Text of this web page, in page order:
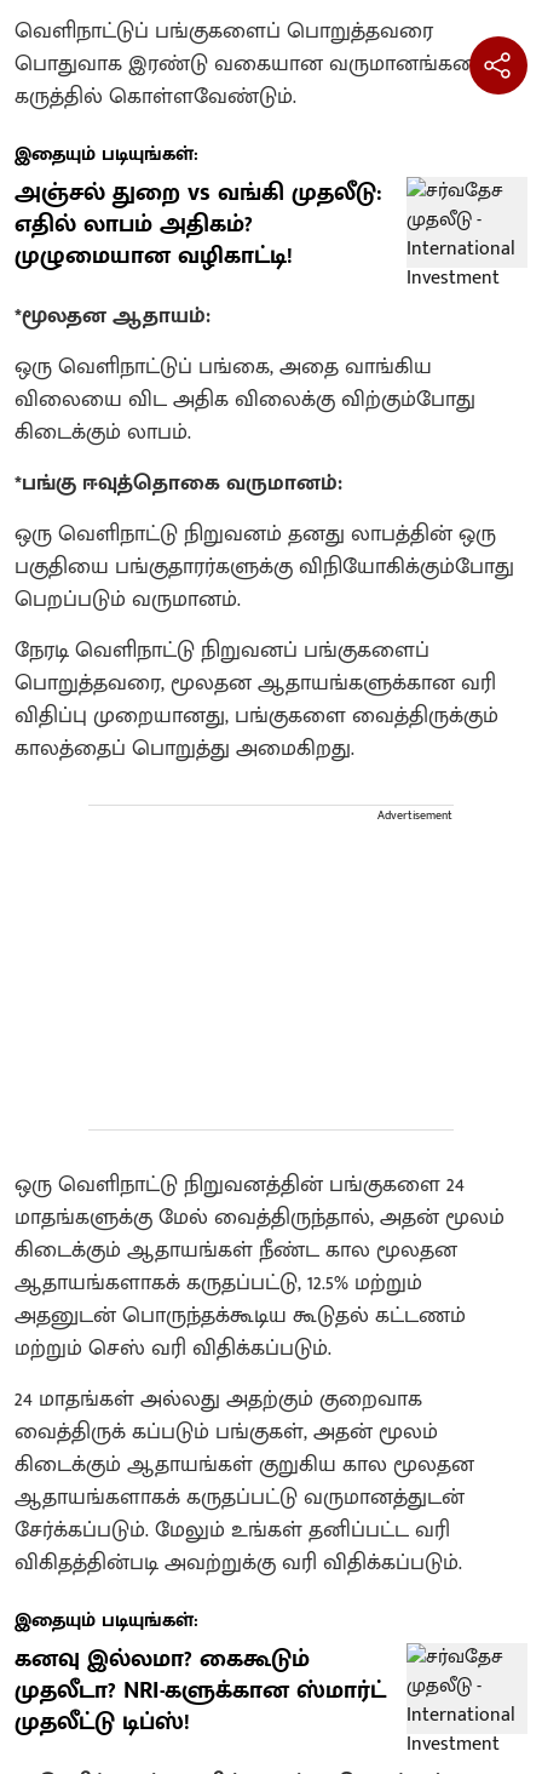
வெளிநாட்டுப் பங்குகளைப் பொறுத்தவரை
பொதுவாக இரண்டு வகையான வருமானங்களைக்
கருத்தில் கொள்ளவேண்டும்.
இதையும் படியுங்கள்:
அஞ்சல் துறை vs வங்கி முதலீடு:
எதில் லாபம் அதிகம்?
முழுமையான வழிகாட்டி!
*மூலதன ஆதாயம்:
ஒரு வெளிநாட்டுப் பங்கை, அதை வாங்கிய
விலையை விட அதிக விலைக்கு விற்கும்போது
கிடைக்கும் லாபம்.
*பங்கு ஈவுத்தொகை வருமானம்:
ஒரு வெளிநாட்டு நிறுவனம் தனது லாபத்தின் ஒரு
பகுதியை பங்குதாரர்களுக்கு விநியோகிக்கும்போது
பெறப்படும் வருமானம்.
நேரடி வெளிநாட்டு நிறுவனப் பங்குகளைப்
பொறுத்தவரை, மூலதன ஆதாயங்களுக்கான வரி
விதிப்பு முறையானது, பங்குகளை வைத்திருக்கும்
காலத்தைப் பொறுத்து அமைகிறது.
Advertisement
ஒரு வெளிநாட்டு நிறுவனத்தின் பங்குகளை 24
மாதங்களுக்கு மேல் வைத்திருந்தால், அதன் மூலம்
கிடைக்கும் ஆதாயங்கள் நீண்ட கால மூலதன
ஆதாயங்களாகக் கருதப்பட்டு, 12.5% மற்றும்
அதனுடன் பொருந்தக்கூடிய கூடுதல் கட்டணம்
மற்றும் செஸ் வரி விதிக்கப்படும்.
24 மாதங்கள் அல்லது அதற்கும் குறைவாக
வைத்திருக் கப்படும் பங்குகள், அதன் மூலம்
கிடைக்கும் ஆதாயங்கள் குறுகிய கால மூலதன
ஆதாயங்களாகக் கருதப்பட்டு வருமானத்துடன்
சேர்க்கப்படும். மேலும் உங்கள் தனிப்பட்ட வரி
விகிதத்தின்படி அவற்றுக்கு வரி விதிக்கப்படும்.
இதையும் படியுங்கள்:
கனவு இல்லமா? கைகூடும்
முதலீடா? NRI-களுக்கான ஸ்மார்ட்
முதலீட்டு டிப்ஸ்!